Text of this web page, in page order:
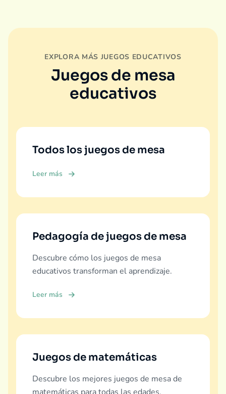
EXPLORA MÁS JUEGOS EDUCATIVOS
Juegos de mesa
educativos
Todos los juegos de mesa
Leer más
Pedagogía de juegos de mesa
Descubre cómo los juegos de mesa
educativos transforman el aprendizaje.
Leer más
Juegos de matemáticas
Descubre los mejores juegos de mesa de